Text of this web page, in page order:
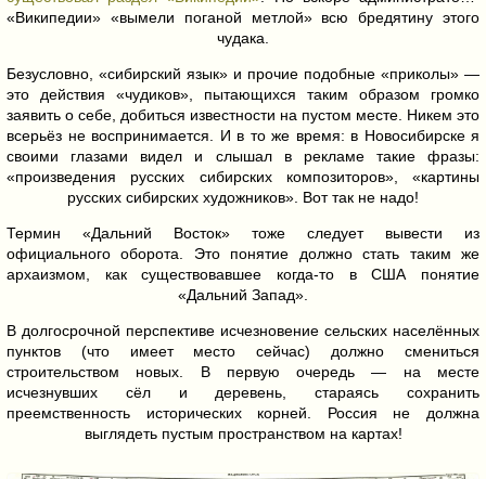
«Википедии» «вымели поганой метлой» всю бредятину этого
чудака.
Безусловно, «сибирский язык» и прочие подобные «приколы» —
это действия «чудиков», пытающихся таким образом громко
заявить о себе, добиться известности на пустом месте. Никем это
всерьёз не воспринимается. И в то же время: в Новосибирске я
своими глазами видел и слышал в рекламе такие фразы:
«произведения русских сибирских композиторов», «картины
русских сибирских художников». Вот так не надо!
Термин «Дальний Восток» тоже следует вывести из
официального оборота. Это понятие должно стать таким же
архаизмом, как существовавшее когда-то в США понятие
«Дальний Запад».
В долгосрочной перспективе исчезновение сельских населённых
пунктов (что имеет место сейчас) должно смениться
строительством новых. В первую очередь — на месте
исчезнувших сёл и деревень, стараясь сохранить
преемственность исторических корней. Россия не должна
выглядеть пустым пространством на картах!